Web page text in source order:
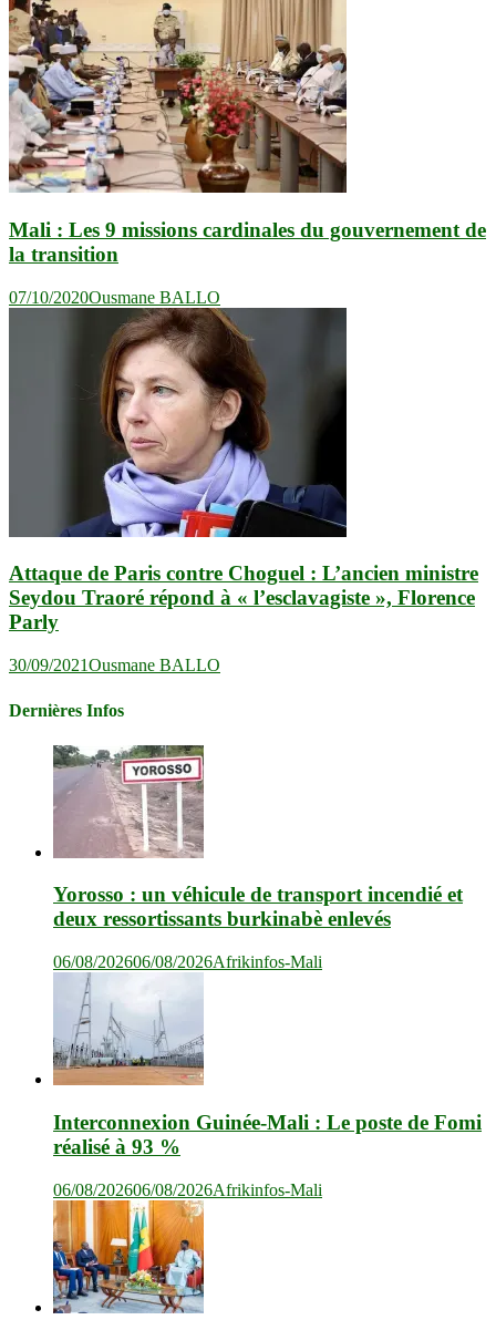
Mali : Les 9 missions cardinales du gouvernement de
la transition
07/10/2020Ousmane BALLO
Attaque de Paris contre Choguel : L’ancien ministre
Seydou Traoré répond à « l’esclavagiste », Florence
Parly
30/09/2021Ousmane BALLO
Dernières Infos
Yorosso : un véhicule de transport incendié et
deux ressortissants burkinabè enlevés
06/08/202606/08/2026Afrikinfos-Mali
Interconnexion Guinée-Mali : Le poste de Fomi
réalisé à 93 %
06/08/202606/08/2026Afrikinfos-Mali